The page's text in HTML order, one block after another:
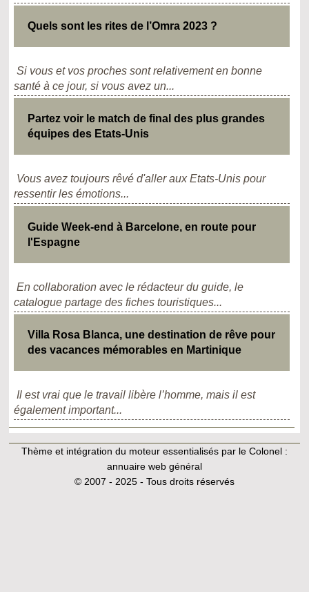
Quels sont les rites de l’Omra 2023 ?
Si vous et vos proches sont relativement en bonne
santé à ce jour, si vous avez un...
Partez voir le match de final des plus grandes
équipes des Etats-Unis
Vous avez toujours rêvé d'aller aux Etats-Unis pour
ressentir les émotions...
Guide Week-end à Barcelone, en route pour
l'Espagne
En collaboration avec le rédacteur du guide, le
catalogue partage des fiches touristiques...
Villa Rosa Blanca, une destination de rêve pour
des vacances mémorables en Martinique
Il est vrai que le travail libère l’homme, mais il est
également important...
Thème et intégration du moteur essentialisés par le Colonel :
annuaire web général
© 2007 - 2025 - Tous droits réservés